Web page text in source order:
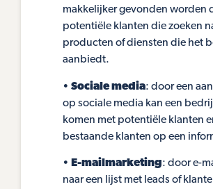
makkelijker gevonden worden
potentiële klanten die zoeken
producten of diensten die het
aanbiedt.
• Sociale media: door een
op sociale media kan een
komen met potentiële klanten
bestaande klanten op een
• E-mailmarketing: door e-
naar een lijst met leads of